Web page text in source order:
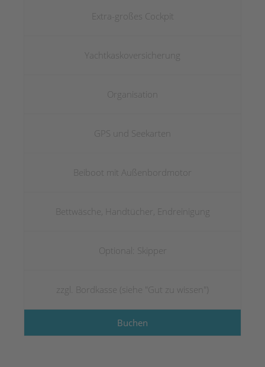
Extra-großes Cockpit
Yachtkaskoversicherung
Organisation
GPS und Seekarten
Beiboot mit Außenbordmotor
Bettwäsche, Handtücher, Endreinigung
Optional: Skipper
zzgl. Bordkasse (siehe "Gut zu wissen")
Buchen